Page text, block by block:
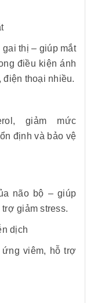
gai thị – giúp mắt
điều kiện ánh
điện thoại nhiều.
giảm mức
định và bảo vệ
não bộ – giúp
giảm stress.
dịch
ứng viêm, hỗ trợ